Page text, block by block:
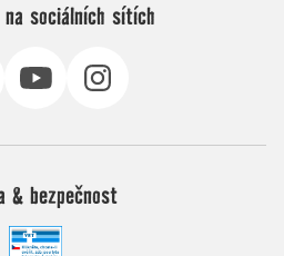
na sociálních sítích
& bezpečnost